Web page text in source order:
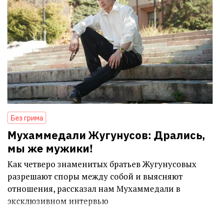
Без грима
Мухаммедали Жугунусов: Дрались,
мы же мужики!
Как четверо знаменитых братьев Жугунусовых
разрешают споры между собой и выясняют
отношения, рассказал нам Мухаммедали в
эксклюзивном интервью